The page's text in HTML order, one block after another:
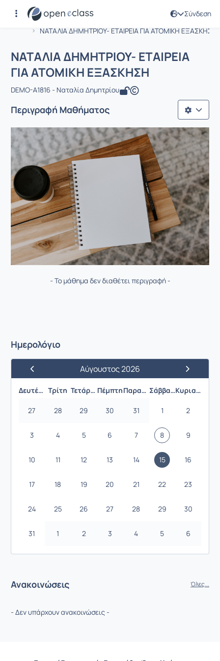
Σύνδεση
Αρχική Σελίδα
ΝΑΤΑΛΙΑ ΔΗΜΗΤΡΙΟΥ- ΕΤΑΙΡΕΙΑ ΓΙΑ ΑΤΟΜΙΚΗ ΕΞΑΣΚΗΣΗ
Μάθημα : ΝΑΤΑΛΙΑ ΔΗΜΗΤΡΙΟΥ-
ΝΑΤΑΛΙΑ ΔΗΜΗΤΡΙΟΥ- ΕΤΑΙΡΕΙΑ
ΓΙΑ ΑΤΟΜΙΚΗ ΕΞΑΣΚΗΣΗ
DEMO-A1816 - Ναταλία Δημητρίου
Περιγραφή Μαθήματος
- Το μάθημα δεν διαθέτει περιγραφή -
Ημερολόγιο
Προηγούμενος ΜήναςΑύγουστος 2026
Επόμενος
Δευτέρα Τρίτη Τετάρτη Πέμπτη Παρασκευή Σάββατο Κυριακή
27 28 29 30 31 1 2
3 4 5 6 7 8 9
10 11 12 13 14 15 16
17 18 19 20 21 22 23
24 25 26 27 28 29 30
31 1 2 3 4 5 6
Ανακοινώσεις Όλες...
- Δεν υπάρχουν ανακοινώσεις -